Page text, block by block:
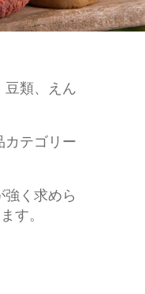
類、えん
テゴリー
く求めら
す。